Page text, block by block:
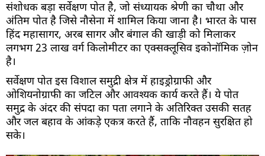
संशोधक बड़ा सर्वेक्षण पोत है, जो संध्यायक श्रेणी का चौथा और
अंतिम पोत है जिसे नौसेना में शामिल किया जाना है। भारत के पास
हिंद महासागर, अरब सागर और बंगाल की खाड़ी को मिलाकर
लगभग 23 लाख वर्ग किलोमीटर का एक्सक्लूसिव इकोनॉमिक ज़ोन
है।
सर्वेक्षण पोत इस विशाल समुद्री क्षेत्र में हाइड्रोग्राफी और
ओशियनोग्राफी का जटिल और आवश्यक कार्य करते हैं। ये पोत
समुद्र के अंदर की संपदा का पता लगाने के अतिरिक्त उसकी सतह
और जल बहाव के आंकड़े एकत्र करते हैं, ताकि नौवहन सुरक्षित हो
सके।